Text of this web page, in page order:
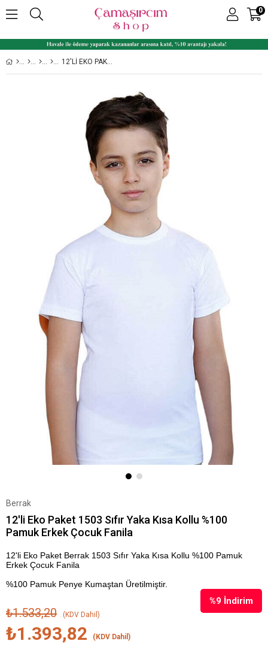
0
12'LI EKO PAKET 1503 SIFIR YAKA KISA KOLLU %100 PAMUK ERKEK ÇOCUK FANILA
Berrak
12'li Eko Paket 1503 Sıfır Yaka Kısa Kollu %100
Pamuk Erkek Çocuk Fanila
12'li Eko Paket Berrak 1503 Sıfır Yaka Kısa Kollu %100 Pamuk
Erkek Çocuk Fanila
%100 Pamuk Penye Kumaştan Üretilmiştir.
%9 İndirim
₺1.533,20 (KDV Dahil)
₺1.393,82 (KDV Dahil)